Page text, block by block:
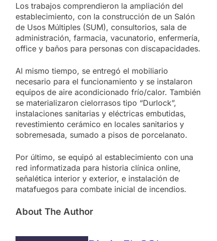
Los trabajos comprendieron la ampliación del
establecimiento, con la construcción de un Salón
de Usos Múltiples (SUM), consultorios, sala de
administración, farmacia, vacunatorio, enfermería,
office y baños para personas con discapacidades.
Al mismo tiempo, se entregó el mobiliario
necesario para el funcionamiento y se instalaron
equipos de aire acondicionado frío/calor. También
se materializaron cielorrasos tipo “Durlock”,
instalaciones sanitarias y eléctricas embutidas,
revestimiento cerámico en locales sanitarios y
sobremesada, sumado a pisos de porcelanato.
Por último, se equipó al establecimiento con una
red informatizada para historia clínica online,
señalética interior y exterior, e instalación de
matafuegos para combate inicial de incendios.
About The Author